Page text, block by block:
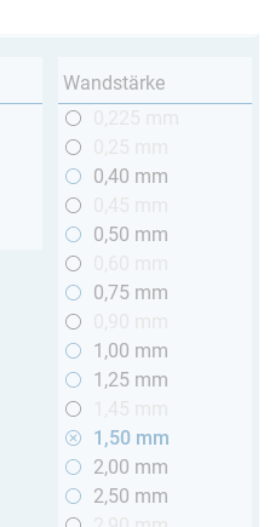
Wandstärke
0,40 mm
0,50 mm
0,75 mm
1,00 mm
1,25 mm
1,50 mm
2,00 mm
2,50 mm